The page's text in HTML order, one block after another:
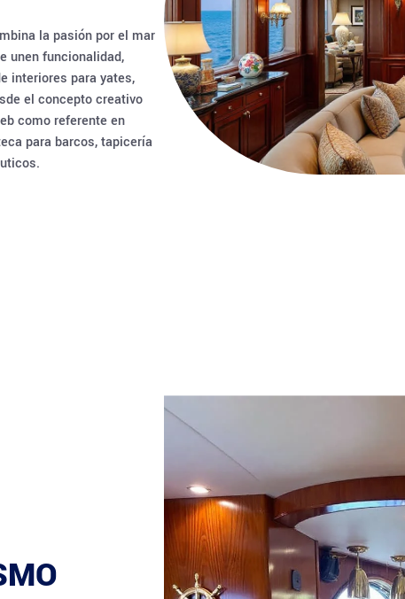
la pasión por el mar
unen funcionalidad,
interiores para yates,
el concepto creativo
como referente en
para barcos, tapicería